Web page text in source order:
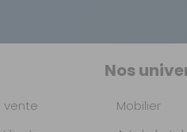
vente
Nos
Mobilier